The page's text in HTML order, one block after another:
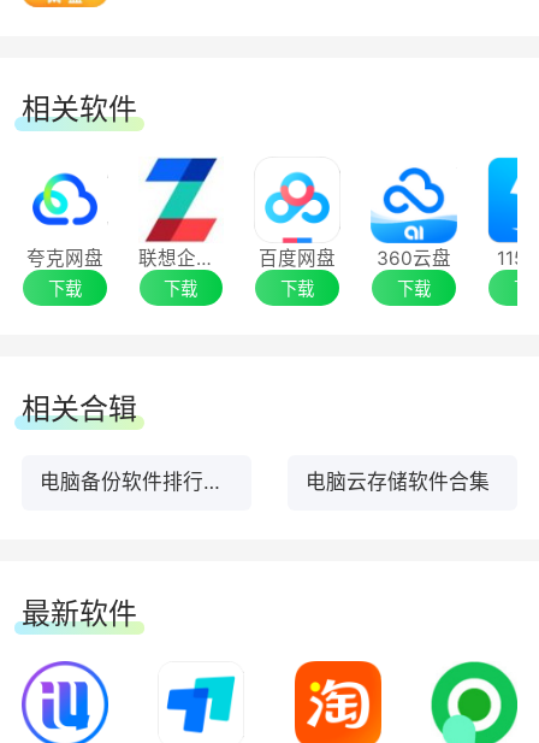
智能分类帮你轻松整理相册。
支持 Word、PPT、Excel、PDF 等格式的在
线预览和编辑，还支持12GB超大压缩包在线解
压。
支持手机端、电脑端、网页端、电视端多种设
相关软件
夸克网盘
下载
联想企业网盘
下载
百度网盘
下载
360云盘
下载
115
下
相关合辑
电脑备份软件排行榜TOP10下载 电脑云存储软件合集
最新软件